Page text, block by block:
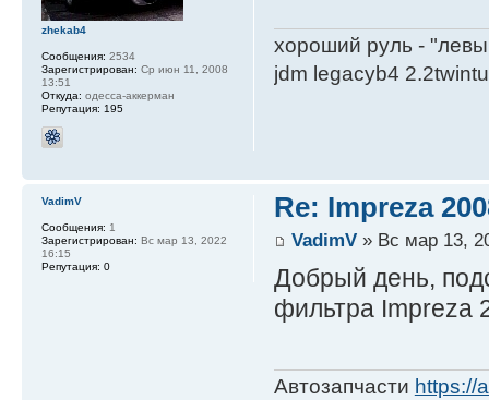
хороший руль -
jdm legacyb4
zhekab4
Сообщения: 2534
Зарегистрирован: Ср июн 11, 2008
13:51
Откуда: одесса-аккерман
Репутация: 195
Re: Impreza
VadimV» Вс мар 13,
Добрый день,
фильтра Impreza
Автозапчасти https://
VadimV
Сообщения: 1
Зарегистрирован: Вс мар 13, 2022
16:15
Репутация: 0